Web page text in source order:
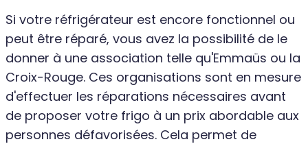
Si votre réfrigérateur est encore fonctionnel ou
peut être réparé, vous avez la possibilité de le
donner à une association telle qu'Emmaüs ou la
Croix-Rouge. Ces organisations sont en mesure
d'effectuer les réparations nécessaires avant
de proposer votre frigo à un prix abordable aux
personnes défavorisées. Cela permet de